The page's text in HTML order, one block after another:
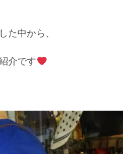
た中から、
介です